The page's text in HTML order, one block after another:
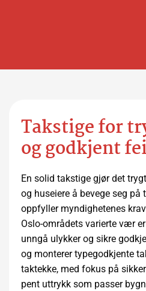
Takstige for
og godkjent
En solid takstige gjør det
og huseiere å bevege seg
oppfyller myndighetenes
Oslo-områdets varierte vær
unngå ulykker og sikre
og monterer typegodkjente
taktekke, med fokus på
pent uttrykk som passer